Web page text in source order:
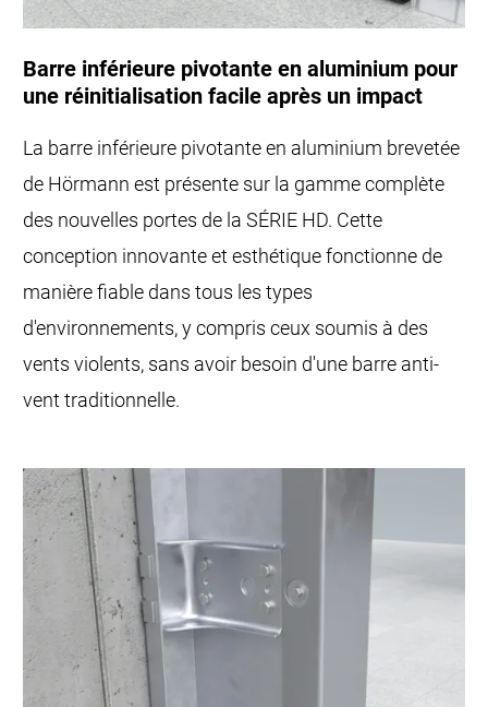
Barre inférieure pivotante en aluminium pour
une réinitialisation facile après un impact
La barre inférieure pivotante en aluminium brevetée
de Hörmann est présente sur la gamme complète
des nouvelles portes de la SÉRIE HD. Cette
conception innovante et esthétique fonctionne de
manière fiable dans tous les types
d'environnements, y compris ceux soumis à des
vents violents, sans avoir besoin d'une barre anti-
vent traditionnelle.